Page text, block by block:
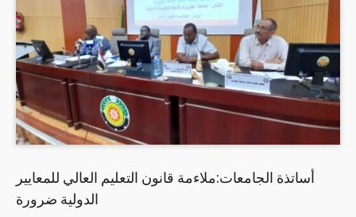
أساتذة الجامعات:ملاءمة قانون التعليم العالي للمعايير
الدولية ضرورة